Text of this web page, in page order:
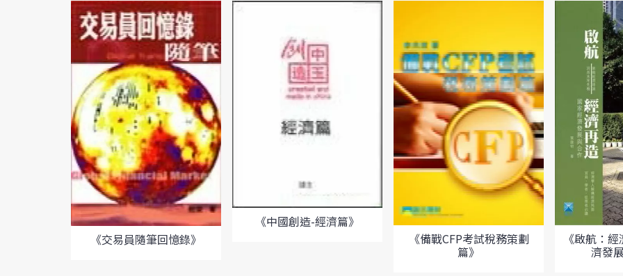
《交易員隨筆回憶錄》
《中國創造-經濟篇》
《備戰CFP考試稅務策劃
篇》
《啟航：
濟發